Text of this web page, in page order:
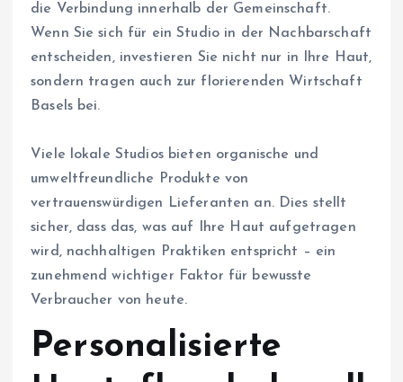
die Verbindung innerhalb der Gemeinschaft.
Wenn Sie sich für ein Studio in der Nachbarschaft
entscheiden, investieren Sie nicht nur in Ihre Haut,
sondern tragen auch zur florierenden Wirtschaft
Basels bei.
Viele lokale Studios bieten organische und
umweltfreundliche Produkte von
vertrauenswürdigen Lieferanten an. Dies stellt
sicher, dass das, was auf Ihre Haut aufgetragen
wird, nachhaltigen Praktiken entspricht – ein
zunehmend wichtiger Faktor für bewusste
Verbraucher von heute.
Personalisierte